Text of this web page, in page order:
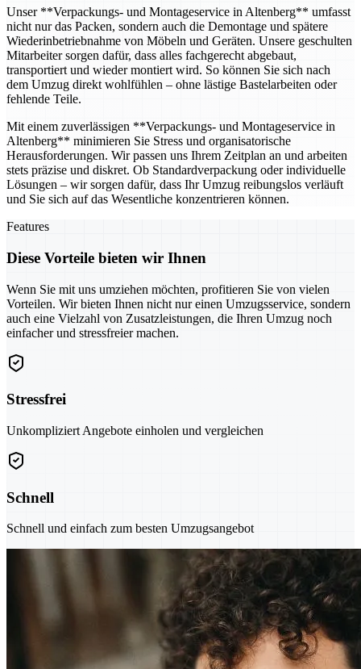
Unser **Verpackungs- und Montageservice in Altenberg** umfasst
nicht nur das Packen, sondern auch die Demontage und spätere
Wiederinbetriebnahme von Möbeln und Geräten. Unsere geschulten
Mitarbeiter sorgen dafür, dass alles fachgerecht abgebaut,
transportiert und wieder montiert wird. So können Sie sich nach
dem Umzug direkt wohlfühlen – ohne lästige Bastelarbeiten oder
fehlende Teile.
Mit einem zuverlässigen **Verpackungs- und Montageservice in
Altenberg** minimieren Sie Stress und organisatorische
Herausforderungen. Wir passen uns Ihrem Zeitplan an und arbeiten
stets präzise und diskret. Ob Standardverpackung oder individuelle
Lösungen – wir sorgen dafür, dass Ihr Umzug reibungslos verläuft
und Sie sich auf das Wesentliche konzentrieren können.
Features
Diese Vorteile bieten wir Ihnen
Wenn Sie mit uns umziehen möchten, profitieren Sie von vielen
Vorteilen. Wir bieten Ihnen nicht nur einen Umzugsservice, sondern
auch eine Vielzahl von Zusatzleistungen, die Ihren Umzug noch
einfacher und stressfreier machen.
Stressfrei
Unkompliziert Angebote einholen und vergleichen
Schnell
Schnell und einfach zum besten Umzugsangebot